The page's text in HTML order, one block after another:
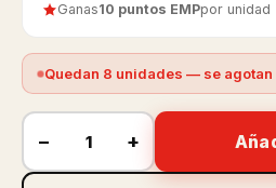
Ganas10 puntos EMPpor unidad
Quedan 8 unidades — se
− +